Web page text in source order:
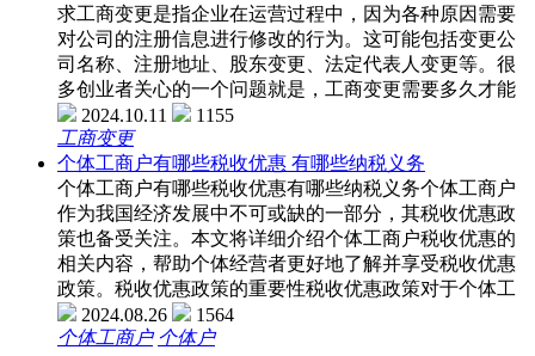
求工商变更是指企业在运营过程中，因为各种原因需要
对公司的注册信息进行修改的行为。这可能包括变更公
司名称、注册地址、股东变更、法定代表人变更等。很
多创业者关心的一个问题就是，工商变更需要多久才能
2024.10.11
1155
工商变更
个体工商户有哪些税收优惠 有哪些纳税义务
个体工商户有哪些税收优惠有哪些纳税义务个体工商户
作为我国经济发展中不可或缺的一部分，其税收优惠政
策也备受关注。本文将详细介绍个体工商户税收优惠的
相关内容，帮助个体经营者更好地了解并享受税收优惠
政策。税收优惠政策的重要性税收优惠政策对于个体工
2024.08.26
1564
个体工商户 个体户